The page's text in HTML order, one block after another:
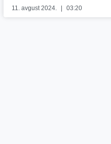
11. avgust 2024. 03:20